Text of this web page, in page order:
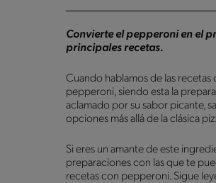
Convierte el pepperoni en el
principales recetas.
Cuando hablamos de las
pepperoni, siendo esta la
aclamado por su sabor picante,
opciones más allá de la clásica
Si eres un amante de este
preparaciones con las que te
recetas con pepperoni. Sigue